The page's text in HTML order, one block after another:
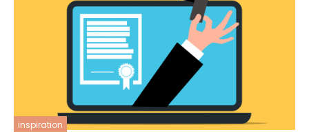
inspiration